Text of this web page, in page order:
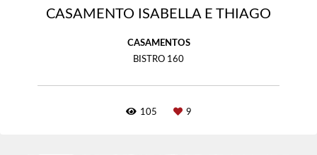
CASAMENTO ISABELLA E THIAGO
CASAMENTOS
BISTRO 160
105 9